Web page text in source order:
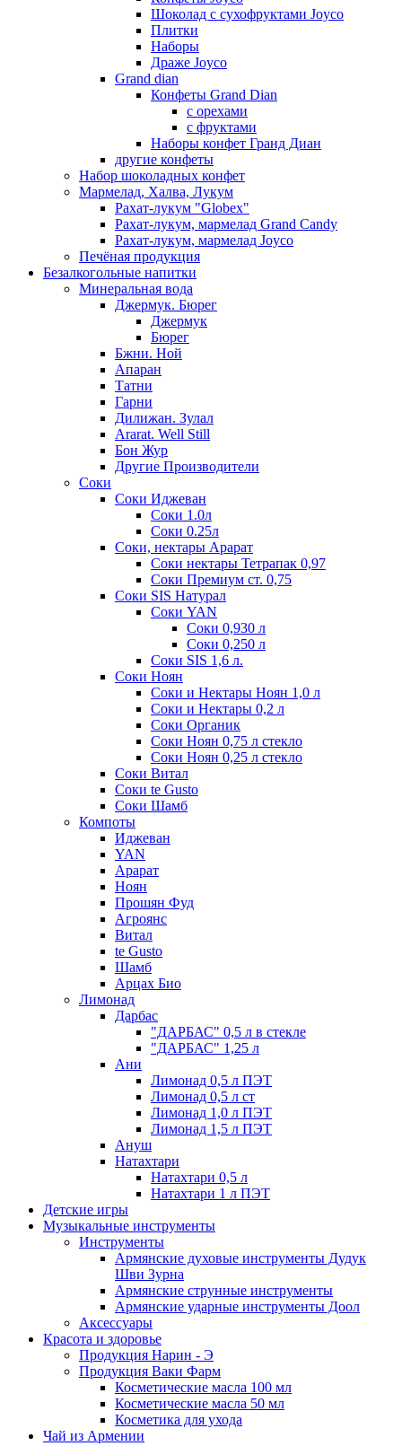
Шоколад с сухофруктами Joyco
Плитки
Наборы
Драже Joyco
Grand dian
Конфеты Grand Dian
с орехами
с фруктами
Наборы конфет Гранд Диан
другие конфеты
Набор шоколадных конфет
Мармелад, Халва, Лукум
Рахат-лукум "Globex"
Рахат-лукум, мармелад Grand Candy
Рахат-лукум, мармелад Joyco
Печёная продукция
Безалкогольные напитки
Минеральная вода
Джермук. Бюрег
Джермук
Бюрег
Бжни. Ной
Апаран
Татни
Гарни
Дилижан. Зулал
Ararat. Well Still
Бон Жур
Другие Производители
Соки
Соки Иджеван
Соки 1.0л
Соки 0.25л
Соки, нектары Арарат
Соки нектары Тетрапак 0,97
Соки Премиум ст. 0,75
Соки SIS Натурал
Соки YAN
Соки 0,930 л
Соки 0,250 л
Соки SIS 1,6 л.
Соки Ноян
Соки и Нектары Ноян 1,0 л
Соки и Нектары 0,2 л
Соки Органик
Соки Ноян 0,75 л стекло
Соки Ноян 0,25 л стекло
Соки Витал
Соки te Gusto
Соки Шамб
Компоты
Иджеван
YAN
Арарат
Ноян
Прошян Фуд
Агроянс
Витал
te Gusto
Шамб
Арцах Био
Лимонад
Дарбас
"ДАРБАС" 0,5 л в стекле
"ДАРБАС" 1,25 л
Ани
Лимонад 0,5 л ПЭТ
Лимонад 0,5 л ст
Лимонад 1,0 л ПЭТ
Лимонад 1,5 л ПЭТ
Ануш
Натахтари
Натахтари 0,5 л
Натахтари 1 л ПЭТ
Детские игры
Музыкальные инструменты
Инструменты
Армянские духовые инструменты Дудук
Шви Зурна
Армянские струнные инструменты
Армянские ударные инструменты Доол
Аксессуары
Красота и здоровье
Продукция Нарин - Э
Продукция Ваки Фарм
Косметические масла 100 мл
Косметические масла 50 мл
Косметика для ухода
Чай из Армении